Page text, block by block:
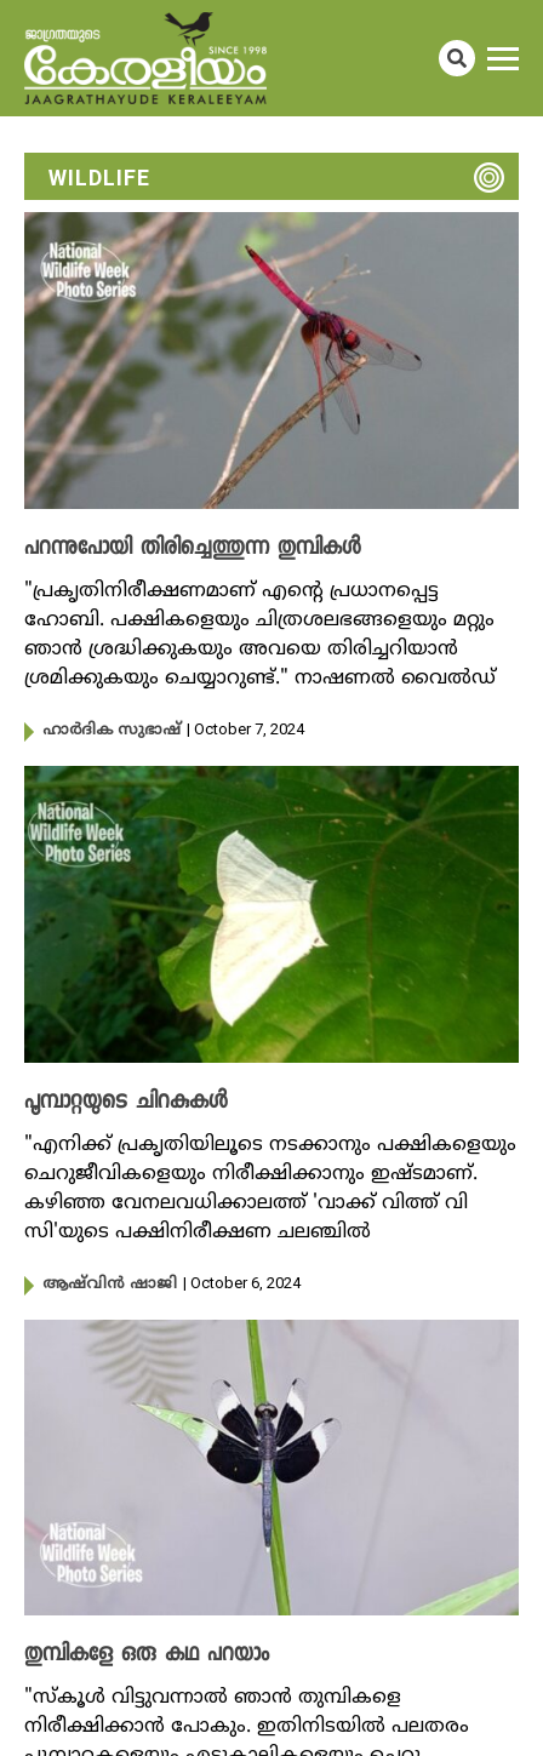
WILDLIFE
പറന്നുപോയി തിരിച്ചെത്തുന്ന തുമ്പികൾ
"പ്രകൃതിനിരീക്ഷണമാണ് എൻ്റെ പ്രധാനപ്പെട്ട
ഹോബി. പക്ഷികളെയും ചിത്രശലഭങ്ങളെയും മറ്റും
ഞാൻ ശ്രദ്ധിക്കുകയും അവയെ തിരിച്ചറിയാൻ
ശ്രമിക്കുകയും ചെയ്യാറുണ്ട്." നാഷണൽ വൈൽഡ്
ഹാർദിക സുഭാഷ് | October 7, 2024
പൂമ്പാറ്റയുടെ ചിറകുകൾ
"എനിക്ക് പ്രകൃതിയിലൂടെ നടക്കാനും പക്ഷികളെയും
ചെറുജീവികളെയും നിരീക്ഷിക്കാനും ഇഷ്ടമാണ്.
കഴിഞ്ഞ വേനലവധിക്കാലത്ത് 'വാക്ക് വിത്ത് വി
സി'യുടെ പക്ഷിനിരീക്ഷണ ചലഞ്ചിൽ
ആഷ്‌വിൻ ഷാജി | October 6, 2024
തുമ്പികളേ ഒരു കഥ പറയാം
"സ്കൂൾ വിട്ടുവന്നാൽ ഞാൻ തുമ്പികളെ
നിരീക്ഷിക്കാൻ പോകും. ഇതിനിടയിൽ പലതരം